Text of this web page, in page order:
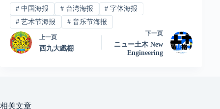
#中国海报 #台湾海报 # 字体海报
#艺术节海报 #音乐节海报
上一页
西九大戲棚
下一页
ニュー土木 New
Engineering
相关文章